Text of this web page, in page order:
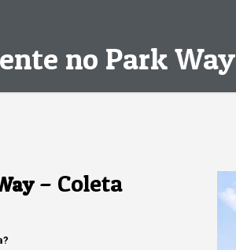
no Park Way
– Coleta